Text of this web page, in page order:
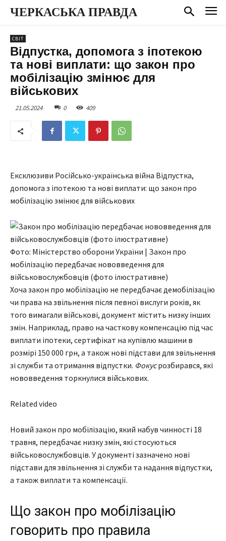
ЧЕРКАСЬКА ПРАВДА
СВІТ
Відпустка, допомога з іпотекою
та нові виплати: що закон про
мобілізацію змінює для
військових
21.05.2024 0 409
Ексклюзиви Російсько-українська війна Відпустка,
допомога з іпотекою та нові виплати: що закон про
мобілізацію змінює для військових
Фото: Міністерство оборони України | Закон про
мобілізацію передбачає нововведення для
військовослужбовців (фото ілюстративне)
Хоча закон про мобілізацію не передбачає демобілізацію
чи права на звільнення після певної вислуги років, як
того вимагали військові, документ містить низку інших
змін. Наприклад, право на часткову компенсацію під час
виплати іпотеки, сертифікат на купівлю машини в
розмірі 150 000 грн, а також нові підстави для звільнення
зі служби та отримання відпустки. Фокусрозбирався, які
нововведення торкнулися військових.
Related video
Новий закон про мобілізацію, який набув чинності 18
травня, передбачає низку змін, які стосуються
військовослужбовців. У документі зазначено нові
підстави для звільнення зі служби та надання відпустки,
а також виплати та компенсації.
Що закон про мобілізацію
говорить про правила